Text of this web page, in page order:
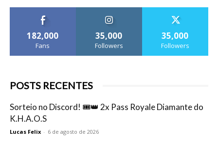
182,000
Fans
35,000
Followers
35,000
Followers
POSTS RECENTES
Sorteio no Discord! 🎟️👑 2x Pass Royale Diamante do
K.H.A.O.S
Lucas Felix - 6 de agosto de 2026